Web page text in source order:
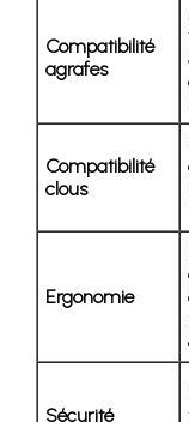
Compatibilité
agrafes
Compatibilité
clous
Ergonomie
Sécurité